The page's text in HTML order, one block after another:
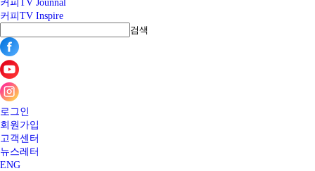
커피TV Jounnal
커피TV Inspire
검색
로그인
회원가입
고객센터
뉴스레터
ENG